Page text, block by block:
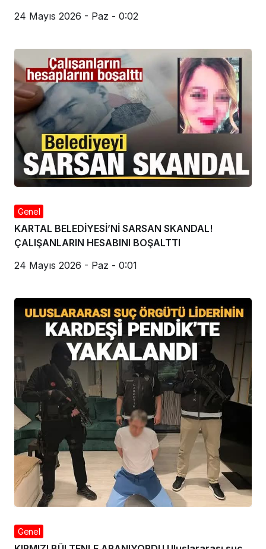
24 Mayıs 2026 - Paz - 0:02
Genel
KARTAL BELEDİYESİ’Nİ SARSAN SKANDAL!
ÇALIŞANLARIN HESABINI BOŞALTTI
24 Mayıs 2026 - Paz - 0:01
Genel